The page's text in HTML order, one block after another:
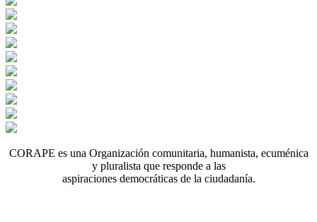
CORAPE es una Organización comunitaria, humanista, ecuménica
y pluralista que responde a las
aspiraciones democráticas de la ciudadanía.